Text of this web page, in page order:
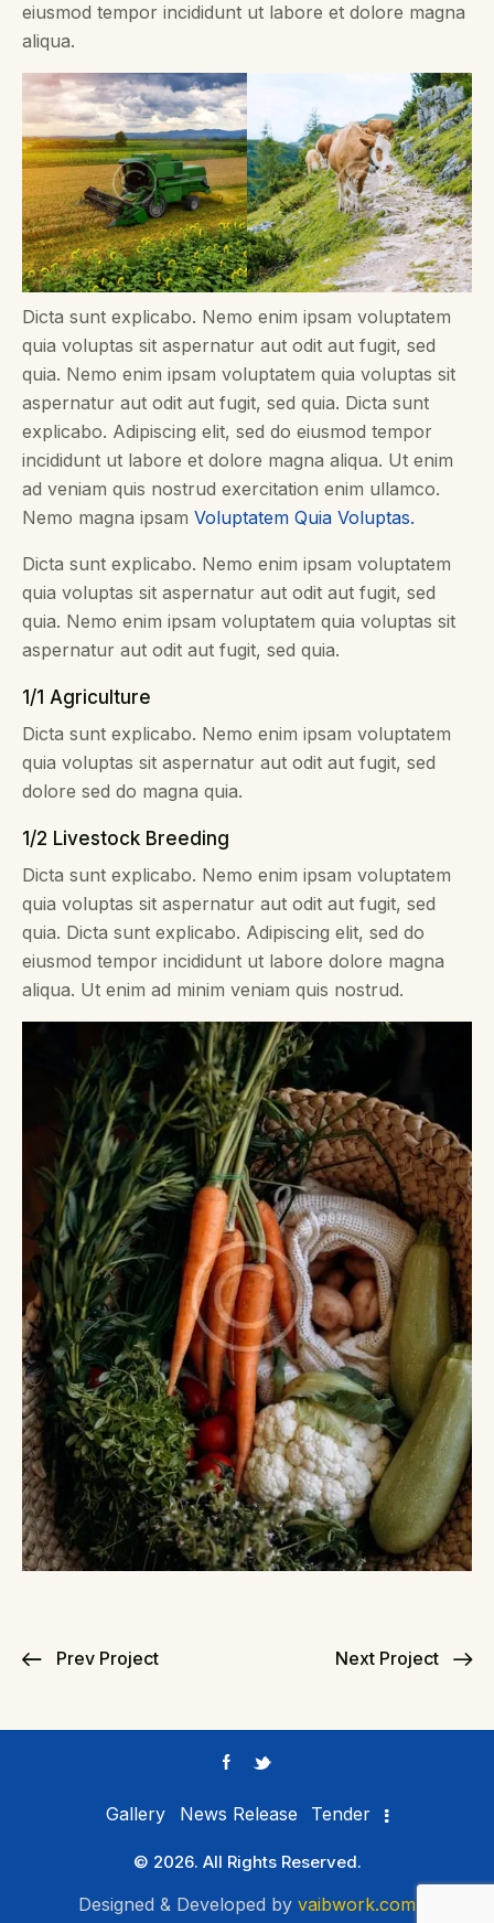
eiusmod tempor incididunt ut labore et dolore magna
aliqua.
Dicta sunt explicabo. Nemo enim ipsam voluptatem
quia voluptas sit aspernatur aut odit aut fugit, sed
quia. Nemo enim ipsam voluptatem quia voluptas sit
aspernatur aut odit aut fugit, sed quia. Dicta sunt
explicabo. Adipiscing elit, sed do eiusmod tempor
incididunt ut labore et dolore magna aliqua. Ut enim
ad veniam quis nostrud exercitation enim ullamco.
Nemo magna ipsam Voluptatem Quia Voluptas.
Dicta sunt explicabo. Nemo enim ipsam voluptatem
quia voluptas sit aspernatur aut odit aut fugit, sed
quia. Nemo enim ipsam voluptatem quia voluptas sit
aspernatur aut odit aut fugit, sed quia.
1/1 Agriculture
Dicta sunt explicabo. Nemo enim ipsam voluptatem
quia voluptas sit aspernatur aut odit aut fugit, sed
dolore sed do magna quia.
1/2 Livestock Breeding
Dicta sunt explicabo. Nemo enim ipsam voluptatem
quia voluptas sit aspernatur aut odit aut fugit, sed
quia. Dicta sunt explicabo. Adipiscing elit, sed do
eiusmod tempor incididunt ut labore dolore magna
aliqua. Ut enim ad minim veniam quis nostrud.
Prev Project Next Project
© 2026. All Rights Reserved.
Gallery News Release Tender
Designed & Developed by vaibwork.com